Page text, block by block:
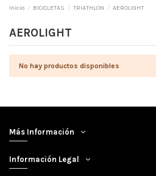
Inicio BICICLETAS TRIATHLON AEROLIGHT
AEROLIGHT
No hay productos disponibles
Más Información
Información Legal